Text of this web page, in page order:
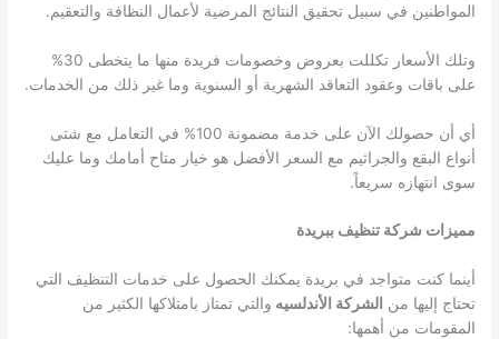
المواطنين في سبيل تحقيق النتائج المرضية لأعمال النظافة والتعقيم.
وتلك الأسعار تكللت بعروض وخصومات فريدة منها ما يتخطى 30%
على باقات وعقود التعاقد الشهرية أو السنوية وما غير ذلك من الخدمات.
أي أن حصولك الآن على خدمة مضمونة 100% في التعامل مع شتى
أنواع البقع والجراثيم مع السعر الأفضل هو خيار متاح أمامك وما عليك
سوى انتهازه سريعاً.
مميزات شركةتنظيف ببريدة
أينما كنت متواجد في بريدة يمكنك الحصول على خدمات التنظيف التي
تحتاج إليها من الشركة الأندلسيه والتي تمتاز بامتلاكها الكثير من
المقومات من أهمها: